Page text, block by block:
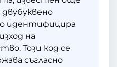
идентифицира
на
Този код се
съгласно